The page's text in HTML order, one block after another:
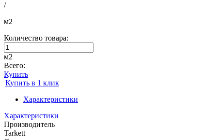
/
м2
Количество товара:
м2
Всего:
Купить
Купить в 1 клик
Характеристики
Характеристики
Производитель
Tarkett